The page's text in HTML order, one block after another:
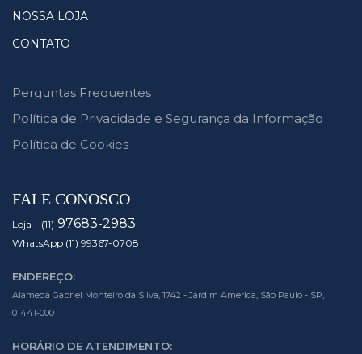
NOSSA LOJA
CONTATO
Perguntas Frequentes
Política de Privacidade e Segurança da Informação
Política de Cookies
FALE CONOSCO
Loja (11) 97683-2983
WhatsApp (11) 99367-0708
ENDEREÇO:
Alameda Gabriel Monteiro da Silva, 1742 - Jardim America, São Paulo - SP,
01441-000
HORÁRIO DE ATENDIMENTO: